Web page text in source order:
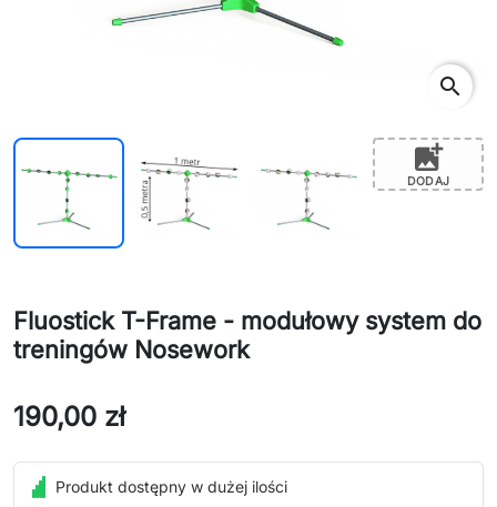
search
add_photo_alternate
DODAJ
Fluostick T-Frame - modułowy system do
treningów Nosework
190,00 zł
Produkt dostępny w dużej ilości